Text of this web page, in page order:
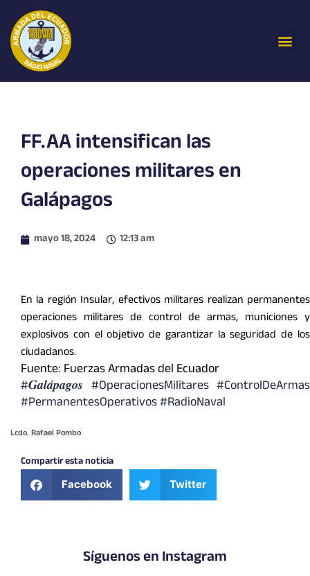
contenido
FF.AA intensifican las
operaciones militares en
Galápagos
mayo 18, 2024 12:13 am
En la región Insular, efectivos militares realizan permanentes
operaciones militares de control de armas, municiones y
explosivos con el objetivo de garantizar la seguridad de los
ciudadanos.
Fuente: Fuerzas Armadas del Ecuador
#𝑮𝒂𝒍𝒂́𝒑𝒂𝒈𝒐𝒔 #OperacionesMilitares #ControlDeArmas
#PermanentesOperativos #RadioNaval
Lcdo. Rafael Pombo
Compartir esta noticia
Facebook Twitter
Síguenos en Instagram